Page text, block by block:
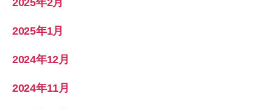
2025年2月
2025年1月
2024年12月
2024年11月